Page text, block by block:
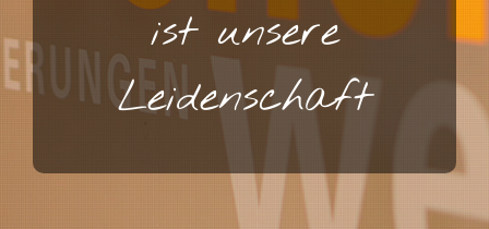
ist unsere
Leidenschaft